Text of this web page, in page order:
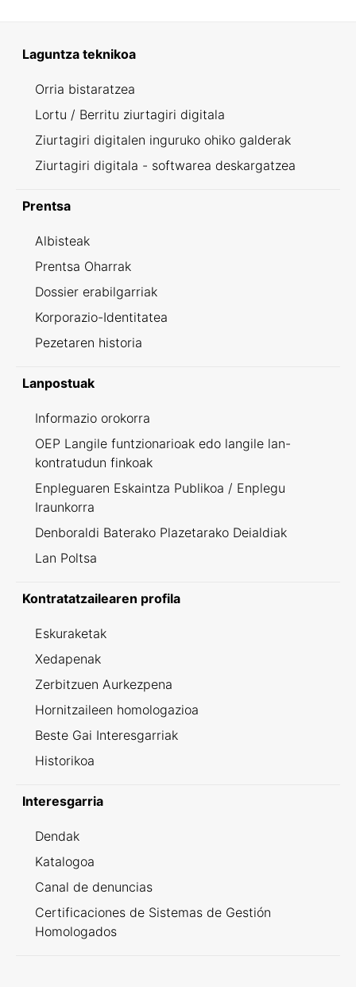
Laguntza teknikoa
Orria bistaratzea
Lortu / Berritu ziurtagiri digitala
Ziurtagiri digitalen inguruko ohiko galderak
Ziurtagiri digitala - softwarea deskargatzea
Prentsa
Albisteak
Prentsa Oharrak
Dossier erabilgarriak
Korporazio-Identitatea
Pezetaren historia
Lanpostuak
Informazio orokorra
OEP Langile funtzionarioak edo langile lan-
kontratudun finkoak
Enpleguaren Eskaintza Publikoa / Enplegu
Iraunkorra
Denboraldi Baterako Plazetarako Deialdiak
Lan Poltsa
Kontratatzailearen profila
Eskuraketak
Xedapenak
Zerbitzuen Aurkezpena
Hornitzaileen homologazioa
Beste Gai Interesgarriak
Historikoa
Interesgarria
Dendak
Katalogoa
Canal de denuncias
Certificaciones de Sistemas de Gestión
Homologados